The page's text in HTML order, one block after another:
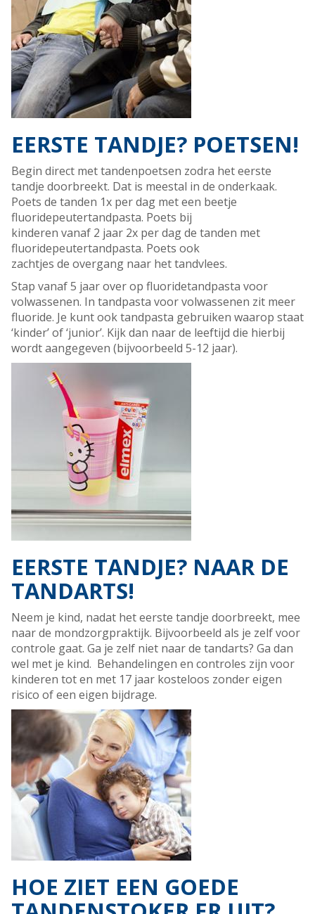
EERSTE TANDJE? POETSEN!
Begin direct met tandenpoetsen zodra het eerste
tandje doorbreekt. Dat is meestal in de onderkaak.
Poets de tanden 1x per dag met een beetje
fluoridepeutertandpasta. Poets bij
kinderen vanaf 2 jaar 2x per dag de tanden met
fluoridepeutertandpasta. Poets ook
zachtjes de overgang naar het tandvlees.
Stap vanaf 5 jaar over op fluoridetandpasta voor
volwassenen. In tandpasta voor volwassenen zit meer
fluoride. Je kunt ook tandpasta gebruiken waarop staat
‘kinder’ of ‘junior’. Kijk dan naar de leeftijd die hierbij
wordt aangegeven (bijvoorbeeld 5-12 jaar).
EERSTE TANDJE? NAAR DE
TANDARTS!
Neem je kind, nadat het eerste tandje doorbreekt, mee
naar de mondzorgpraktijk. Bijvoorbeeld als je zelf voor
controle gaat. Ga je zelf niet naar de tandarts? Ga dan
wel met je kind. Behandelingen en controles zijn voor
kinderen tot en met 17 jaar kosteloos zonder eigen
risico of een eigen bijdrage.
HOE ZIET EEN GOEDE